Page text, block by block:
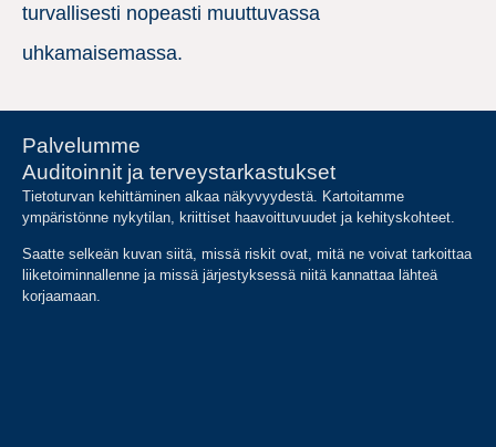
turvallisesti nopeasti muuttuvassa
uhkamaisemassa.
Palvelumme
Auditoinnit ja terveystarkastukset
Tietoturvan kehittäminen alkaa näkyvyydestä. Kartoitamme
ympäristönne nykytilan, kriittiset haavoittuvuudet ja kehityskohteet.
Saatte selkeän kuvan siitä, missä riskit ovat, mitä ne voivat tarkoittaa
liiketoiminnallenne ja missä järjestyksessä niitä kannattaa lähteä
korjaamaan.